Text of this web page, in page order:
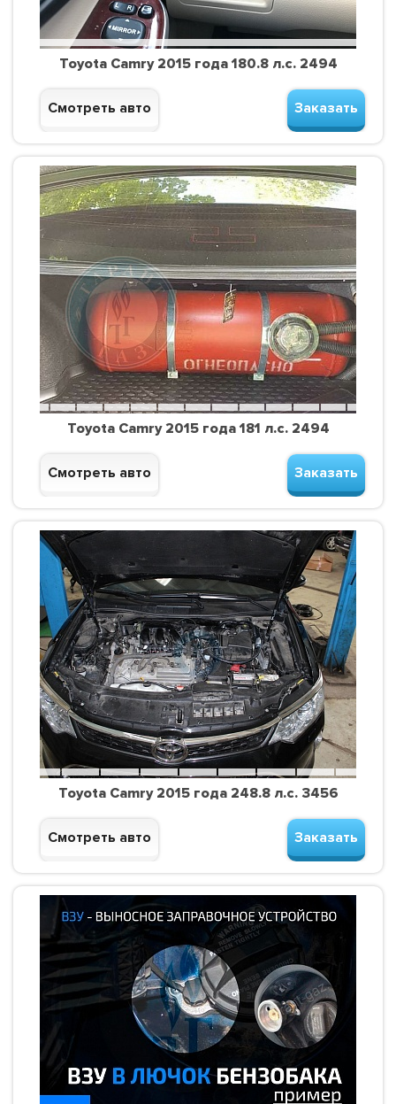
Toyota Camry 2015 года 180.8 л.с. 2494
Смотреть авто Заказать
Toyota Camry 2015 года 181 л.с. 2494
Смотреть авто Заказать
Toyota Camry 2015 года 248.8 л.с. 3456
Смотреть авто Заказать